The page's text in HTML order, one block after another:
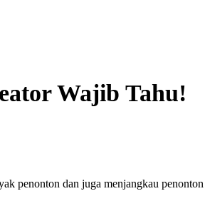
Wajib Tahu!
penonton dan juga menjangkau